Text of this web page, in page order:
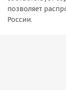
позволяет
России.